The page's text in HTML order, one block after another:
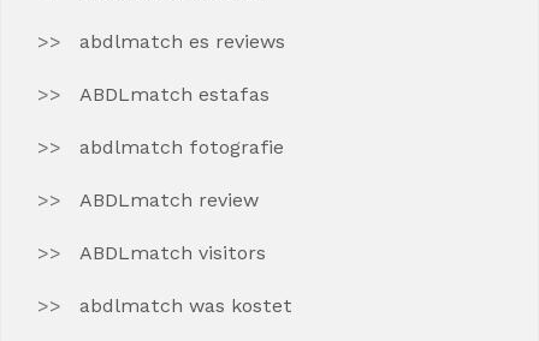
abdlmatch es reviews
ABDLmatch estafas
abdlmatch fotografie
ABDLmatch review
ABDLmatch visitors
abdlmatch was kostet